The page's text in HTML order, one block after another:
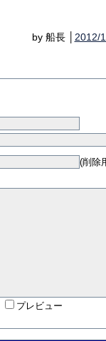
by 船長 │ 2012/
(削除
プレビュー